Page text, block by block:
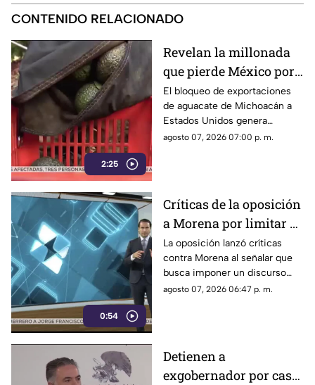
CONTENIDO RELACIONADO
2:25
Revelan la millonada
que pierde México por
el bloqueo de Estados
Unidos al aguacate de
Michoacán
El bloqueo de exportaciones
de aguacate de Michoacán a
Estados Unidos genera
pérdidas millonarias.
agosto 07, 2026 07:00 p. m.
0:54
Críticas de la oposición
a Morena por limitar el
debate político
La oposición lanzó críticas
contra Morena al señalar que
busca imponer un discurso
único y limitar las voces que
agosto 07, 2026 06:47 p. m.
Detienen a
exgobernador por caso